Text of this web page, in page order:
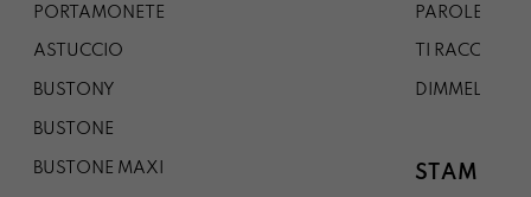
PORTAMONETE
ASTUCCIO
BUSTONY
BUSTONE
BUSTONE MAXI
PAROLE DA
TI
DIMMELO
STAMPE